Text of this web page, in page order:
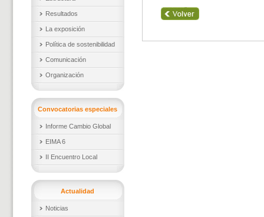
Resultados
La exposición
Política de sostenibilidad
Comunicación
Organización
Convocatorias especiales
Informe Cambio Global
EIMA 6
II Encuentro Local
Actualidad
Noticias